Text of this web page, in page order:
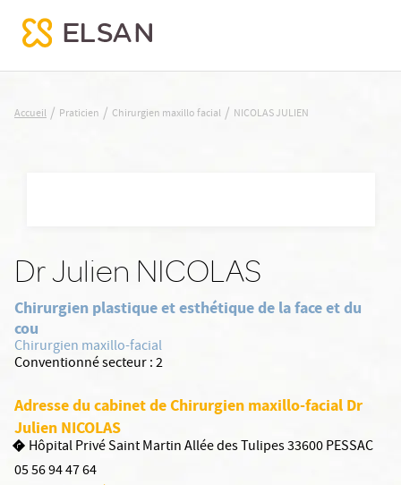
NICOLAS JULIEN
Accueil / Praticien / Chirurgien maxillo facial / NICOLAS JULIEN
Dr Julien NICOLAS
Chirurgien plastique et esthétique de la face et du
cou
Chirurgien maxillo-facial
Conventionné secteur :2
Adresse du cabinet de Chirurgien maxillo-facial Dr
Julien NICOLAS
Hôpital Privé Saint Martin Allée des Tulipes 33600 PESSAC
05 56 94 47 64